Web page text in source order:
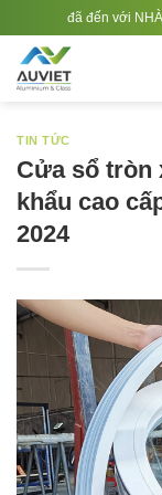
qua
nội
dung
đã đến với NHÀ
TIN TỨC
Cửa sổ tròn
khẩu cao
2024